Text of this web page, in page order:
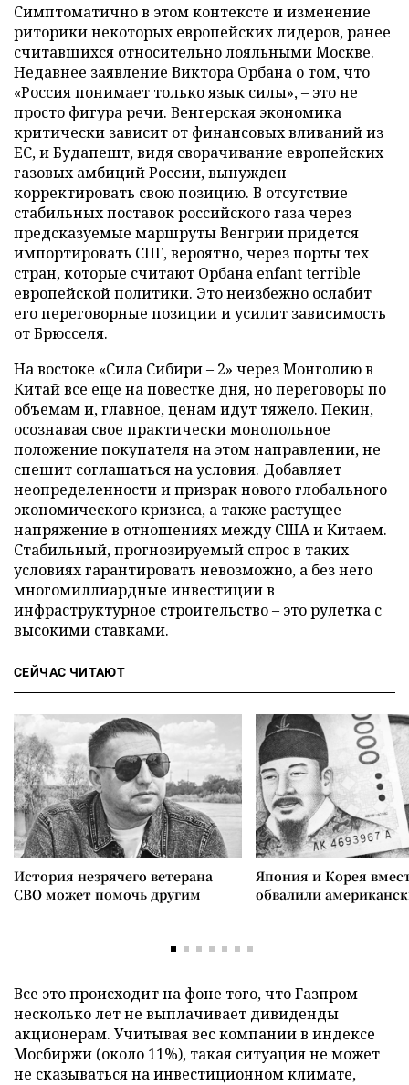
Симптоматично в этом контексте и изменение
риторики некоторых европейских лидеров, ранее
считавшихся относительно лояльными Москве.
Недавнее заявление Виктора Орбана о том, что
«Россия понимает только язык силы», – это не
просто фигура речи. Венгерская экономика
критически зависит от финансовых вливаний из
ЕС, и Будапешт, видя сворачивание европейских
газовых амбиций России, вынужден
корректировать свою позицию. В отсутствие
стабильных поставок российского газа через
предсказуемые маршруты Венгрии придется
импортировать СПГ, вероятно, через порты тех
стран, которые считают Орбана enfant terrible
европейской политики. Это неизбежно ослабит
его переговорные позиции и усилит зависимость
от Брюсселя.
На востоке «Сила Сибири – 2» через Монголию в
Китай все еще на повестке дня, но переговоры по
объемам и, главное, ценам идут тяжело. Пекин,
осознавая свое практически монопольное
положение покупателя на этом направлении, не
спешит соглашаться на условия. Добавляет
неопределенности и призрак нового глобального
экономического кризиса, а также растущее
напряжение в отношениях между США и Китаем.
Стабильный, прогнозируемый спрос в таких
условиях гарантировать невозможно, а без него
многомиллиардные инвестиции в
инфраструктурное строительство – это рулетка с
высокими ставками.
СЕЙЧАС ЧИТАЮТ
История незрячего ветерана
СВО может помочь другим
Япония и Корея
обвалили
Все это происходит на фоне того, что Газпром
несколько лет не выплачивает дивиденды
акционерам. Учитывая вес компании в индексе
Мосбиржи (около 11%), такая ситуация не может
не сказываться на инвестиционном климате,